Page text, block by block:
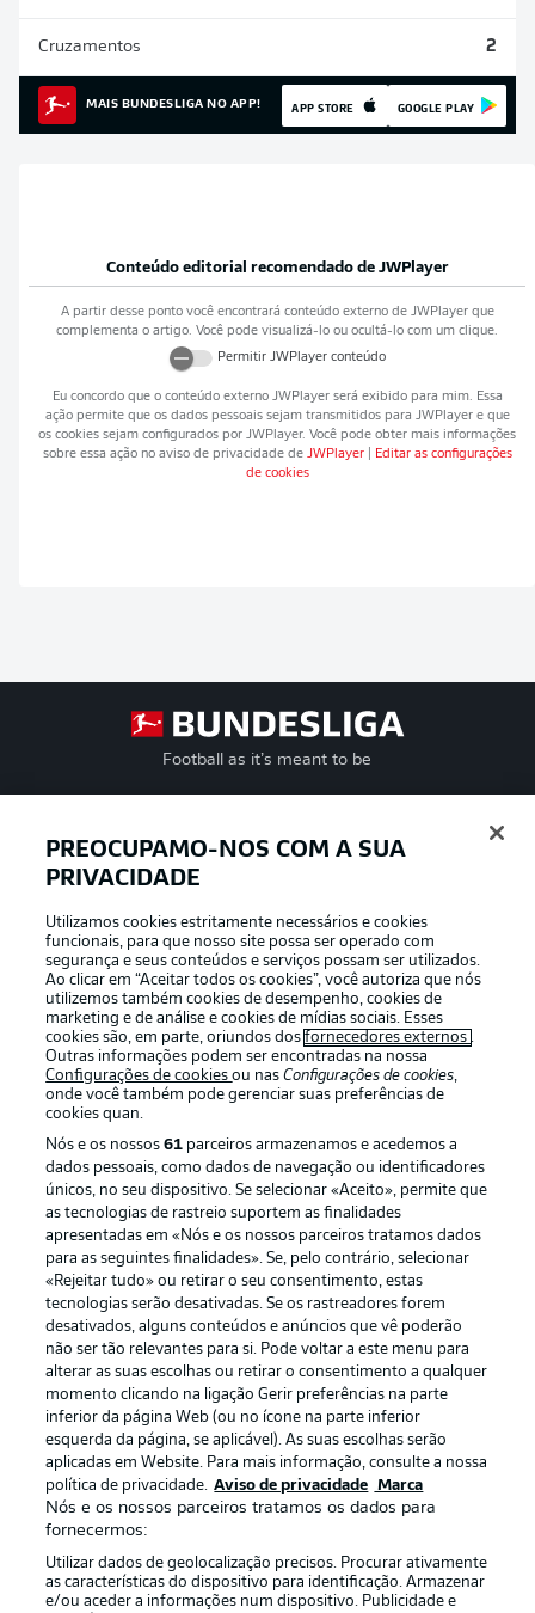
Cruzamentos 2
MAIS BUNDESLIGA NO APP! APP STORE GOOGLE PLAY
Conteúdo editorial recomendado de JWPlayer
A partir desse ponto você encontrará conteúdo externo de JWPlayerque
complementa o artigo. Você pode visualizá-lo ou ocultá-lo com um clique.
Permitir JWPlayerconteúdo
Eu concordo que o conteúdo externo JWPlayerserá exibido para mim. Essa
ação permite que os dados pessoais sejam transmitidos para JWPlayere que
os cookies sejam configurados por JWPlayer. Você pode obter mais informações
sobre essa ação no aviso de privacidade de JWPlayer
Editar as configurações
de cookies
Football as it’s meant to be
APLICATIVO DA BUNDESLIGA
Oferecido por
Publicidade Avisos legais
Gerir preferências Aviso de privacidade
Trabalhe conosco
Marca Contato
Jogadores
PREOCUPAMO-NOS COM A SUA
PRIVACIDADE
Utilizamos cookies estritamente necessários e cookies
funcionais, para que nosso site possa ser operado com
segurança e seus conteúdos e serviços possam ser utilizados.
Ao clicar em “Aceitar todos os cookies”, você autoriza que nós
utilizemos também cookies de desempenho, cookies de
marketing e de análise e cookies de mídias sociais. Esses
cookies são, em parte, oriundos dosfornecedores externos .
Outras informações podem ser encontradas na nossa
Configurações de cookiesou nasConfigurações de cookies,
onde você também pode gerenciar suas preferências de
cookies quan.
Nós e os nossos61 parceiros armazenamos e acedemos a
dados pessoais, como dados de navegação ou identificadores
únicos, no seu dispositivo. Se selecionar «Aceito», permite que
as tecnologias de rastreio suportem as finalidades
apresentadas em «Nós e os nossos parceiros tratamos dados
para as seguintes finalidades». Se, pelo contrário, selecionar
«Rejeitar tudo» ou retirar o seu consentimento, estas
tecnologias serão desativadas. Se os rastreadores forem
desativados, alguns conteúdos e anúncios que vê poderão
não ser tão relevantes para si. Pode voltar a este menu para
alterar as suas escolhas ou retirar o consentimento a qualquer
momento clicando na ligação Gerir preferências na parte
inferior da página Web (ou no ícone na parte inferior
esquerda da página, se aplicável). As suas escolhas serão
aplicadas em Website. Para mais informação, consulte a nossa
política de privacidade. Aviso de privacidade Marca
Nós e os nossos parceiros tratamos os dados para
fornecermos:
Utilizar dados de geolocalização precisos. Procurar ativamente
as características do dispositivo para identificação. Armazenar
e/ou aceder a informações num dispositivo. Publicidade e